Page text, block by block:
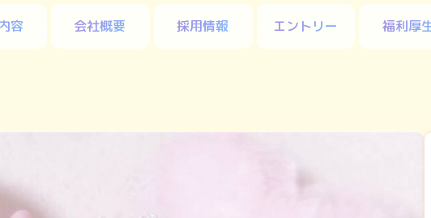
容 会社概要 採用情報 エントリー 福利厚